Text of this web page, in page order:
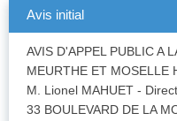
Avis initial
AVIS D'APPEL PUBLIC A
MEURTHE ET MOSELLE
M. Lionel MAHUET -
33 BOULEVARD DE LA